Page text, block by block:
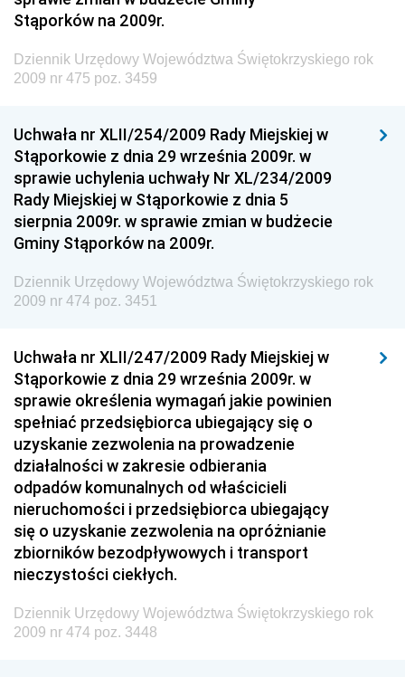
Gospodarki Żywnościowej
Dziennik Urzędowy Ministra Rodziny, Pracy i Polityki
Społecznej
Dziennik Urzędowy Ministra Rozwoju
Dziennik Urzędowy Ministra Infrastruktury i
Budownictwa
Dziennik Urzędowy Ministra Gospodarki Morskiej i
Żeglugi Śródlądowej
Dziennik Urzędowy Ministra Energii
Dziennik Urzędowy Ministra Finansów
Dziennik Urzędowy Ministra Rozwoju i Finansów
Dziennik Urzędowy Wyższego Urzędu Górniczego
Dziennik Urzędowy Prezesa Urzędu Transportu
Kolejowego
Dziennik Urzędowy Ministra Przedsiębiorczości i
Technologii
Dziennik Urzędowy Ministra Inwestycji i Rozwoju
Dziennik Urzędowy Naczelnego Dyrektora Archiwów
Państwowych
Dziennik Urzędowy Ministra Finansów, Inwestycji i
Rozwoju
Stąporków na 2009r.
Dziennik Urzędowy Województwa Świętokrzyskiego rok
2009 nr 475 poz. 3459
Uchwała nr XLII/254/2009 Rady Miejskiej w
Stąporkowie z dnia 29 września 2009r. w
sprawie uchylenia uchwały Nr XL/234/2009
Rady Miejskiej w Stąporkowie z dnia 5
sierpnia 2009r. w sprawie zmian w budżecie
Gminy Stąporków na 2009r.
Dziennik Urzędowy Województwa Świętokrzyskiego rok
2009 nr 474 poz. 3451
Uchwała nr XLII/247/2009 Rady Miejskiej w
Stąporkowie z dnia 29 września 2009r. w
sprawie określenia wymagań jakie powinien
spełniać przedsiębiorca ubiegający się o
uzyskanie zezwolenia na prowadzenie
działalności w zakresie odbierania
odpadów komunalnych od właścicieli
nieruchomości i przedsiębiorca ubiegający
się o uzyskanie zezwolenia na opróżnianie
zbiorników bezodpływowych i transport
nieczystości ciekłych.
Dziennik Urzędowy Województwa Świętokrzyskiego rok
2009 nr 474 poz. 3448